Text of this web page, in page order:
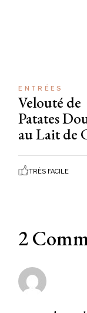
ENTRÉES
Velouté de
Patates
au Lait de
TRÈS FACILE
2